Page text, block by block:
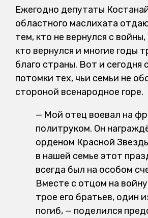
Ежегодно депутаты
областного маслихата
тем, кто не вернулся с
кто вернулся и многие годы
благо страны. Вот и
потомки тех, чьи семьи не
стороной всенародное горе.
— Мой отец воевал на
политруком. Он
орденом Красной
в нашей семье этот
всегда был на особом
Вместе с отцом на
трое его братьев, один
погиб, — поделился